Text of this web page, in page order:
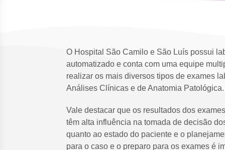
O Hospital São Camilo e São Luís possui
automatizado e conta com uma equipe
realizar os mais diversos tipos de exames
Análises Clínicas e de Anatomia Patológica.
Vale destacar que os resultados dos
têm alta influência na tomada de decisão
quanto ao estado do paciente e o
para o caso e o preparo para os exames é